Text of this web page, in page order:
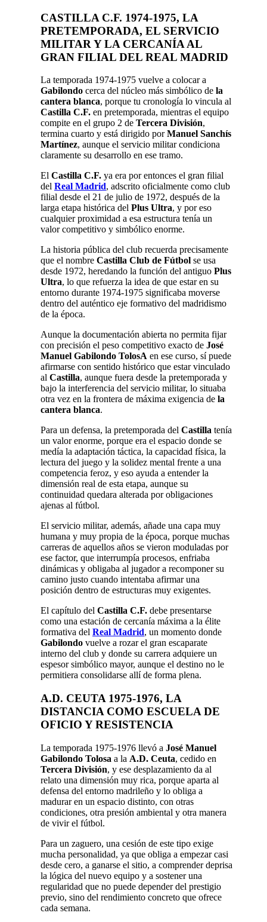
CASTILLA C.F. 1974-1975, LA
PRETEMPORADA, EL SERVICIO
MILITAR Y LA CERCANÍA AL
GRAN FILIAL DEL REAL MADRID
La temporada 1974-1975 vuelve a colocar a
Gabilondo cerca del núcleo más simbólico de la
cantera blanca, porque tu cronología lo vincula al
Castilla C.F. en pretemporada, mientras el equipo
compite en el grupo 2 de Tercera División,
termina cuarto y está dirigido porManuel Sanchís
Martínez, aunque el servicio militar condiciona
claramente su desarrollo en ese tramo.
El Castilla C.F. ya era por entonces el gran filial
del Real Madrid, adscrito oficialmente como club
filial desde el 21 de julio de 1972, después de la
larga etapa histórica del Plus Ultra, y por eso
cualquier proximidad a esa estructura tenía un
valor competitivo y simbólico enorme.
La historia pública del club recuerda precisamente
que el nombre Castilla Club de Fútbol se usa
desde 1972, heredando la función del antiguo Plus
Ultra, lo que refuerza la idea de que estar en su
entorno durante 1974-1975 significaba moverse
dentro del auténtico eje formativo del madridismo
de la época.
Aunque la documentación abierta no permita fijar
con precisión el peso competitivo exacto de José
Manuel Gabilondo TolosA en ese curso, sí puede
afirmarse con sentido histórico que estar vinculado
al Castilla, aunque fuera desde la pretemporada y
bajo la interferencia del servicio militar, lo situaba
otra vez en la frontera de máxima exigencia de la
cantera blanca.
Para un defensa, la pretemporada del Castilla tenía
un valor enorme, porque era el espacio donde se
medía la adaptación táctica, la capacidad física, la
lectura del juego y la solidez mental frente a una
competencia feroz, y eso ayuda a entender la
dimensión real de esta etapa, aunque su
continuidad quedara alterada por obligaciones
ajenas al fútbol.
El servicio militar, además, añade una capa muy
humana y muy propia de la época, porque muchas
carreras de aquellos años se vieron moduladas por
ese factor, que interrumpía procesos, enfriaba
dinámicas y obligaba al jugador a recomponer su
camino justo cuando intentaba afirmar una
posición dentro de estructuras muy exigentes.
El capítulo del Castilla C.F. debe presentarse
como una estación de cercanía máxima a la élite
formativa del Real Madrid, un momento donde
Gabilondo vuelve a rozar el gran escaparate
interno del club y donde su carrera adquiere un
espesor simbólico mayor, aunque el destino no le
permitiera consolidarse allí de forma plena.
A.D. CEUTA 1975-1976, LA
DISTANCIA COMO ESCUELA DE
OFICIO Y RESISTENCIA
La temporada 1975-1976 llevó a José Manuel
Gabilondo Tolosa a la A.D. Ceuta, cedido en
Tercera División, y ese desplazamiento da al
relato una dimensión muy rica, porque aparta al
defensa del entorno madrileño y lo obliga a
madurar en un espacio distinto, con otras
condiciones, otra presión ambiental y otra manera
de vivir el fútbol.
Para un zaguero, una cesión de este tipo exige
mucha personalidad, ya que obliga a empezar casi
desde cero, a ganarse el sitio, a comprender deprisa
la lógica del nuevo equipo y a sostener una
regularidad que no puede depender del prestigio
previo, sino del rendimiento concreto que ofrece
cada semana.